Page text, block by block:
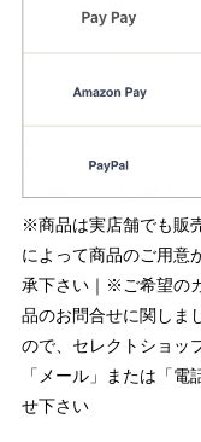
※商品は実店舗でも販
によって商品のご用意
承下さい｜※ご希望の
品のお問合せに関しま
ので、セレクトショッ
「メール」または「
せ下さい